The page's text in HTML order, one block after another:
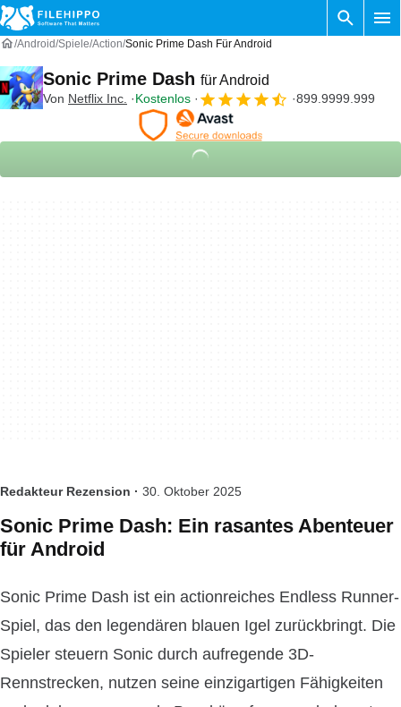
Android Spiele Action Sonic Prime Dash Für Android
Sonic Prime Dash für Android
Von Netflix Inc. Kostenlos 899.9999.999
Redakteur Rezension · 30. Oktober 2025
Sonic Prime Dash: Ein rasantes Abenteuer
für Android
Sonic Prime Dash ist ein actionreiches Endless Runner-
Spiel, das den legendären blauen Igel zurückbringt. Die
Spieler steuern Sonic durch aufregende 3D-
Rennstrecken, nutzen seine einzigartigen Fähigkeiten